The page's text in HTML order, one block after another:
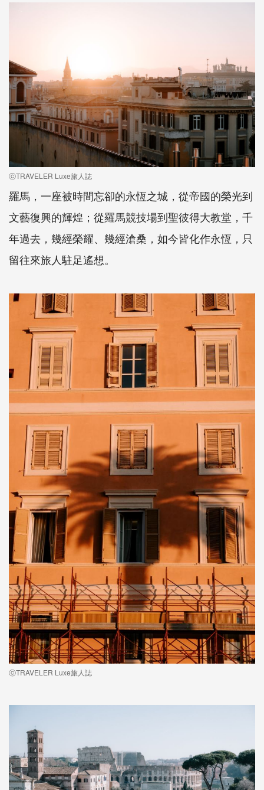
ⓒTRAVELER Luxe旅人誌
羅馬，一座被時間忘卻的永恆之城，從帝國的榮光到
文藝復興的輝煌；從羅馬競技場到聖彼得大教堂，千
年過去，幾經榮耀、幾經滄桑，如今皆化作永恆，只
留往來旅人駐足遙想。
ⓒTRAVELER Luxe旅人誌